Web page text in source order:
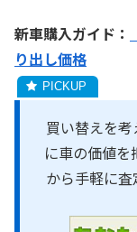
新車購入ガイド：
り出し価格
買い替えを
に車の価値を
から手軽に